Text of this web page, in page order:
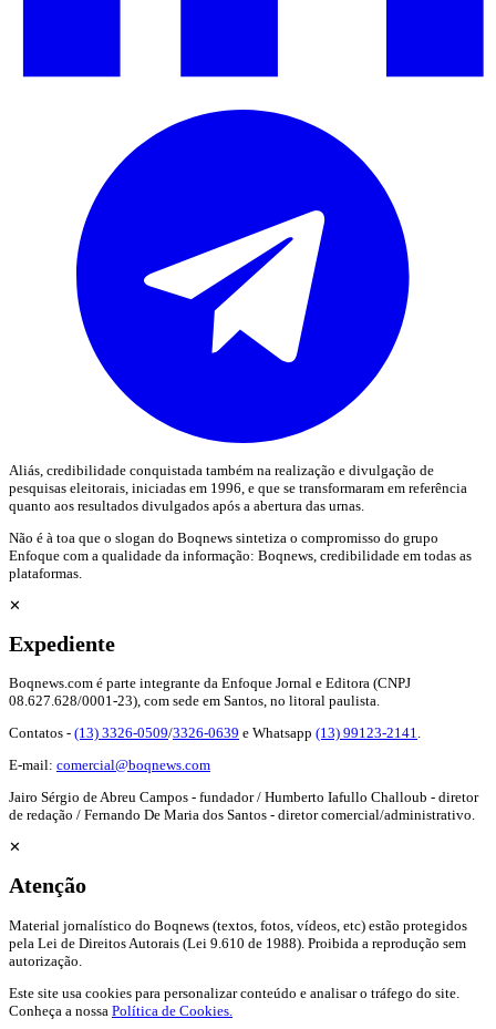
Aliás, credibilidade conquistada também na realização e divulgação de
pesquisas eleitorais, iniciadas em 1996, e que se transformaram em referência
quanto aos resultados divulgados após a abertura das urnas.
Não é à toa que o slogan do Boqnews sintetiza o compromisso do grupo
Enfoque com a qualidade da informação: Boqnews, credibilidade em todas as
plataformas.
✕
Expediente
Boqnews.com é parte integrante da Enfoque Jornal e Editora (CNPJ
08.627.628/0001-23), com sede em Santos, no litoral paulista.
Contatos - (13) 3326-0509/3326-0639 e Whatsapp (13) 99123-2141.
E-mail: comercial@boqnews.com
Jairo Sérgio de Abreu Campos - fundador / Humberto Iafullo Challoub - diretor
de redação / Fernando De Maria dos Santos - diretor comercial/administrativo.
✕
Atenção
Material jornalístico do Boqnews (textos, fotos, vídeos, etc) estão protegidos
pela Lei de Direitos Autorais (Lei 9.610 de 1988). Proibida a reprodução sem
autorização.
Este site usa cookies para personalizar conteúdo e analisar o tráfego do site.
Conheça a nossa Política de Cookies.